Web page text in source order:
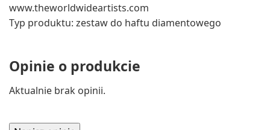
www.theworldwideartists.com
Typ produktu: zestaw do haftu diamentowego
Opinie o produkcie
Aktualnie brak opinii.